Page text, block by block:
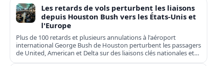
Les retards de vols perturbent les liaisons
depuis Houston Bush vers les États-Unis et
l'Europe
Plus de 100 retards et plusieurs annulations à l'aéroport
international George Bush de Houston perturbent les passagers
de United, American et Delta sur des liaisons clés nationales et
transatlantiques.